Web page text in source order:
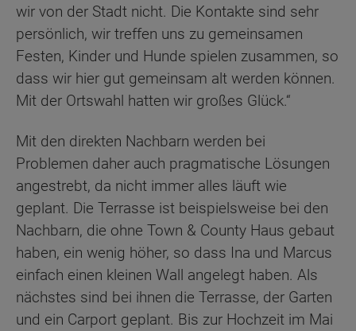
wir von der Stadt nicht. Die Kontakte sind sehr
persönlich, wir treffen uns zu gemeinsamen
Festen, Kinder und Hunde spielen zusammen, so
dass wir hier gut gemeinsam alt werden können.
Mit der Ortswahl hatten wir großes Glück.“
Mit den direkten Nachbarn werden bei
Problemen daher auch pragmatische Lösungen
angestrebt, da nicht immer alles läuft wie
geplant. Die Terrasse ist beispielsweise bei den
Nachbarn, die ohne Town & County Haus gebaut
haben, ein wenig höher, so dass Ina und Marcus
einfach einen kleinen Wall angelegt haben. Als
nächstes sind bei ihnen die Terrasse, der Garten
und ein Carport geplant. Bis zur Hochzeit im Mai